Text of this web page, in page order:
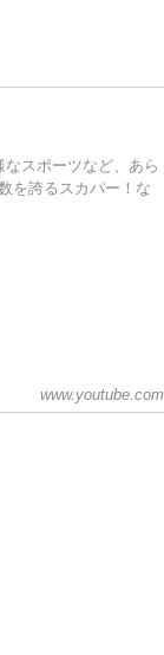
スポーツなど、あら
を誇るスカパー！な
www.youtube.com